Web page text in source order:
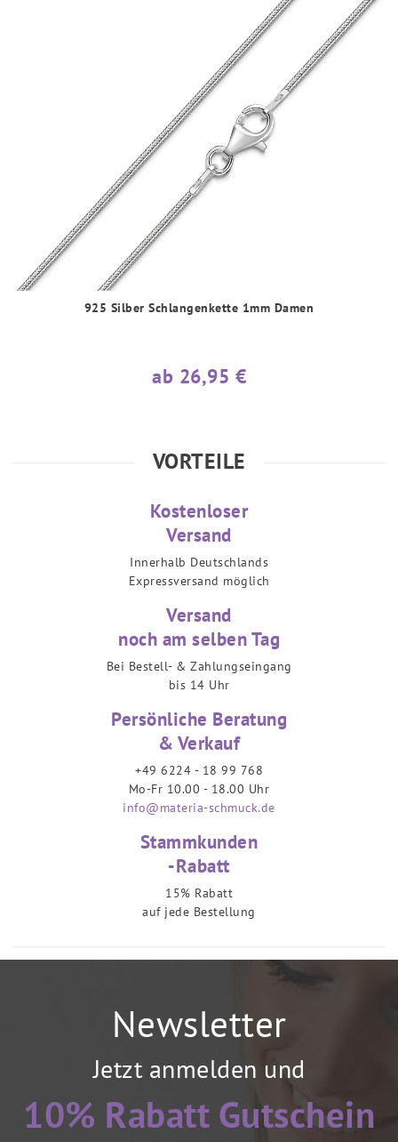
925 Silber Schlangenkette 1mm Damen
ab 26,95 €
VORTEILE
Kostenloser
Versand
Innerhalb Deutschlands
Expressversand möglich
Versand
noch am selben Tag
Bei Bestell- & Zahlungseingang
bis 14 Uhr
Persönliche Beratung
& Verkauf
+49 6224 - 18 99 768
Mo-Fr 10.00 - 18.00 Uhr
info@materia-schmuck.de
Stammkunden
-Rabatt
15% Rabatt
auf jede Bestellung
Newsletter
Jetzt anmelden und
10% Rabatt Gutschein